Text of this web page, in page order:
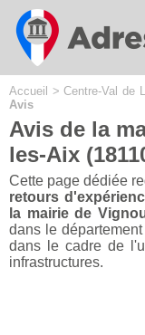
Accueil >Centre-Val de
Avis
Avis de la
les-Aix
Cette page dédiée
retours
la mairie de
dans le
dans le cadre de
infrastructures.
Cookies management